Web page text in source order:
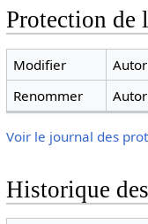
Protection de
Modifier
Renommer
Voir le journal des
Historique